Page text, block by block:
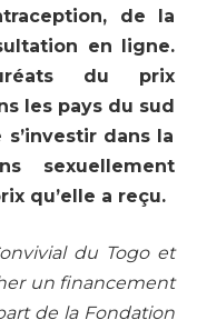
de la
en ligne.
du prix
les pays du sud
dans la
sexuellement
qu’elle a reçu.
du Togo et
un financement
de la Fondation